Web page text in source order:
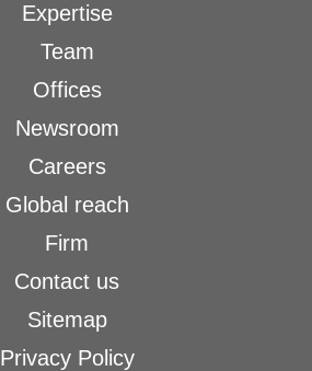
Expertise
Team
Offices
Newsroom
Careers
Global reach
Firm
Contact us
Sitemap
Privacy Policy